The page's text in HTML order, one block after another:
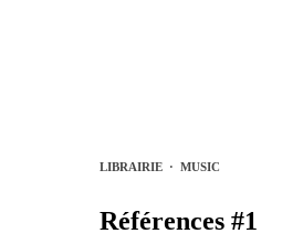
LIBRAIRIE · MUSIC
Références #1